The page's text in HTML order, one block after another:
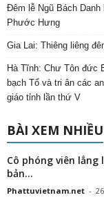
Đêm lễ Ngũ Bách
Phước Hưng
Gia Lai: Thiêng liêng
Hà Tĩnh: Chư Tôn đức
bạch Tổ và tri ân các
giáo tỉnh lần thứ V
BÀI XEM NHIỀU
Cô phóng viên
bản...
Phattuvietnam.net -